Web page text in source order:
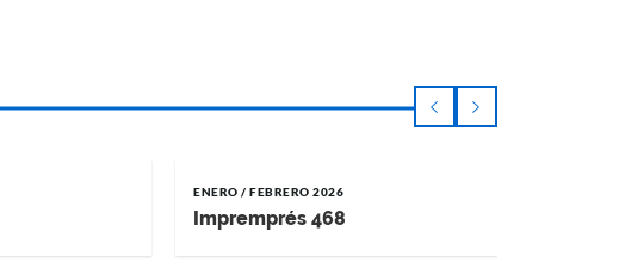
ENERO / FEBRERO 2026
Impremprés 468